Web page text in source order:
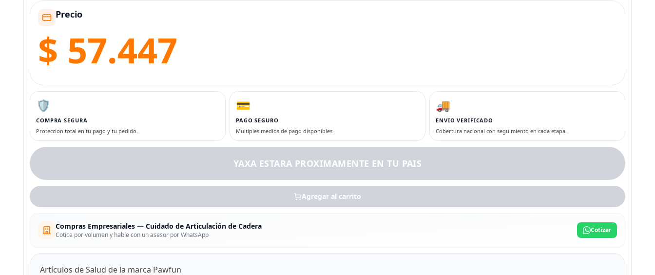
Precio
$ 57.447
🛡️
COMPRA SEGURA
Proteccion total en tu pago y tu pedido.
💳
PAGO SEGURO
Multiples medios de pago disponibles.
🚚
ENVIO VERIFICADO
Cobertura nacional con seguimiento en cada etapa.
YAXA ESTARA PROXIMAMENTE EN TU PAIS
Agregar al carrito
Compras Empresariales — Cuidado de Articulación de Cadera
Cotice por volumen y hable con un asesor por WhatsApp
Cotizar
Artículos de Salud de la marca Pawfun